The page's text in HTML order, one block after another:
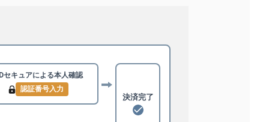
セキュアによる本人確認
認証番号入力
決済完了